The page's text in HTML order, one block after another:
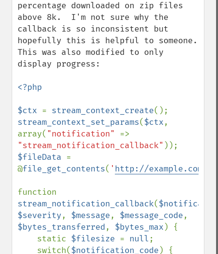
percentage downloaded on zip files
above 8k.  I'm not sure why the
callback is so inconsistent but
hopefully this is helpful to someone.
This was also modified to only
display progress:
<?php
$ctx = stream_context_create
stream_context_set_params($ctx,
array( "notification"
"stream_notification_callback"
$fileData =
@file_get_contents( ' http://example.com/
stream_notification_callback(
$severity, $message, $message_code
$bytes_transferred, $bytes_max ) {
    static
$filesize = null;
    switch(
$notification_code ) {